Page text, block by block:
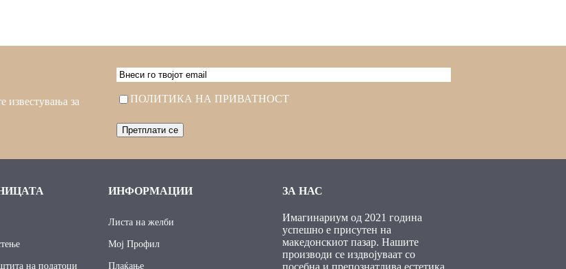
известувања за
EMAIL
Consent
ПОЛИТИКА НА ПРИВАТНОСТ
на податоци
ИНФОРМАЦИИ
Листа на желби
Мој Профил
Плаќање
ЗА НАС
Имагинариум од 2021 година
успешно е присутен на
македонскиот пазар. Нашите
производи се издвојуваат со
посебна и препознатлива естетика.